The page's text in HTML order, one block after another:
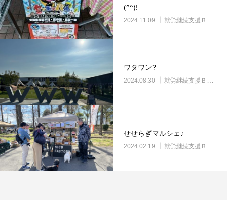
(^^)!
2024.11.09 就労継続支援Ｂ型・ニコプレイス
ワタワン?
2024.08.30 就労継続支援Ｂ型・ニコプレイス
せせらぎマルシェ♪
2024.02.19 就労継続支援Ｂ型・ニコプレイス